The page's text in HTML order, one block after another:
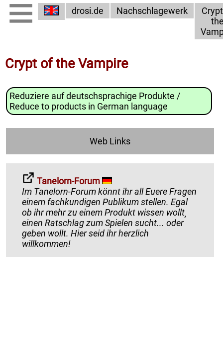
drosi.de Nachschlagewerk
Crypt of the Vampire
Reduziere auf deutschsprachige Produkte /
Reduce to products in German language
Web Links
Tanelorn-Forum
Im Tanelorn-Forum könnt ihr all Euere Fragen
einem fachkundigen Publikum stellen. Egal
ob ihr mehr zu einem Produkt wissen wollt¸
einen Ratschlag zum Spielen sucht... oder
geben wollt. Hier seid ihr herzlich
willkommen!